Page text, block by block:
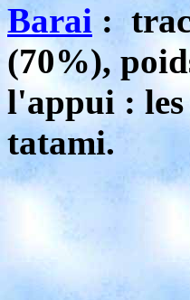
Barai :
(70%),
l'appui : les
tatami.